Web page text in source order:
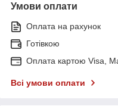
Умови оплати
Оплата на рахунок
Готівкою
Оплата картою Visa,
Всі умови оплати